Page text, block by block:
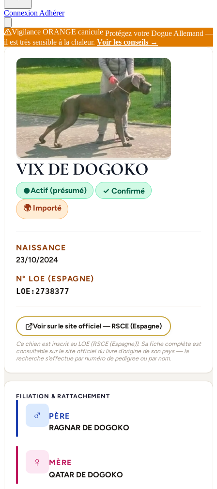
Connexion Adhérer
Vigilance ORANGE canicule Protégez votre Dogue Allemand —
il est très sensible à la chaleur. Voir les conseils →
VIX DE DOGOKO
●Actif (présumé)
✓ Confirmé
🌍 Importé
NAISSANCE
23/10/2024
N° LOE (ESPAGNE)
LOE:2738377
Voir sur le site officiel — RSCE (Espagne)
Ce chien est inscrit au LOE (RSCE (Espagne)). Sa fiche complète est
consultable sur le site officiel du livre d'origine de son pays — la
recherche s'effectue par numéro de pedigree ou par nom.
FILIATION & RATTACHEMENT
♂
PÈRE
RAGNAR DE DOGOKO
♀
MÈRE
QATAR DE DOGOKO